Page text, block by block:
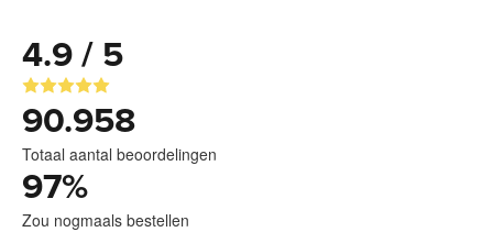
4.9 / 5
90.958
Totaal aantal beoordelingen
97%
Zou nogmaals bestellen